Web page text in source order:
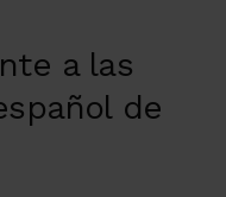
a las
de